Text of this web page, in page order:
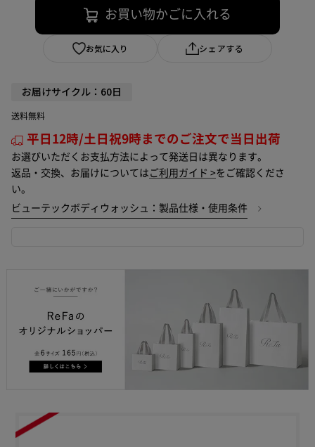
お買い物かごに入れる
お気に入り シェアする
お届けサイクル：60日
送料無料
平日12時/土日祝9時までのご注文で当日出荷
お選びいただくお支払方法によって発送日は異なります。
返品・交換、お届けについては ご利用ガイド >をご確認くださ
い。
ビューテックボディウォッシュ：製品仕様・使用条件